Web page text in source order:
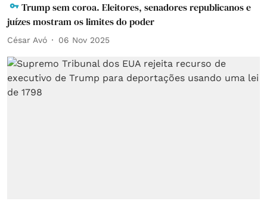
Trump sem coroa. Eleitores, senadores republicanos e
juízes mostram os limites do poder
César Avó 06 Nov 2025